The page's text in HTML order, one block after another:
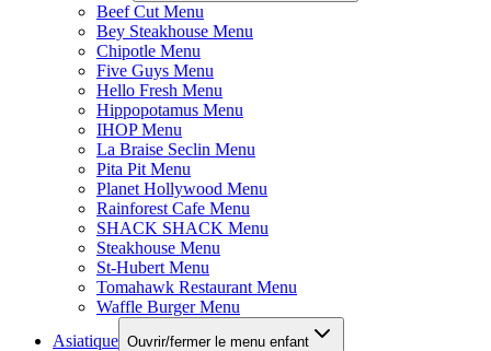
Beef Cut Menu
Bey Steakhouse Menu
Chipotle Menu
Five Guys Menu
Hello Fresh Menu
Hippopotamus Menu
IHOP Menu
La Braise Seclin Menu
Pita Pit Menu
Planet Hollywood Menu
Rainforest Cafe Menu
SHACK SHACK Menu
Steakhouse Menu
St-Hubert Menu
Tomahawk Restaurant Menu
Waffle Burger Menu
Asiatique Ouvrir/fermer le menu enfant